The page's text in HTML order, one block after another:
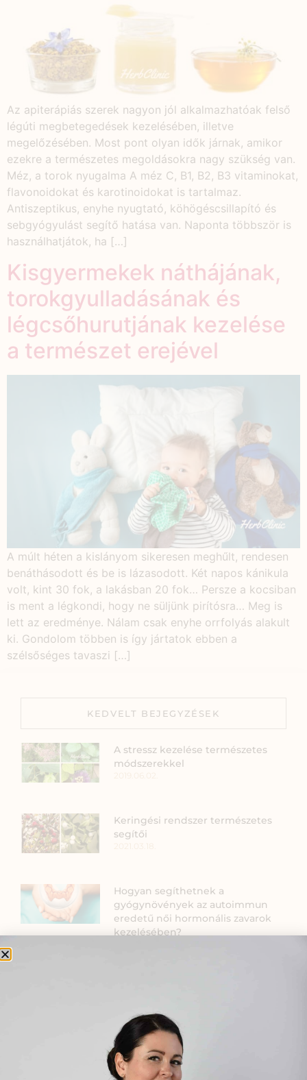
Az apiterápiás szerek nagyon jól alkalmazhatóak felső
légúti megbetegedések kezelésében, illetve
megelőzésében. Most pont olyan idők járnak, amikor
ezekre a természetes megoldásokra nagy szükség van.
Méz, a torok nyugalma A méz C, B1, B2, B3 vitaminokat,
flavonoidokat és karotinoidokat is tartalmaz.
Antiszeptikus, enyhe nyugtató, köhögéscsillapító és
sebgyógyulást segítő hatása van. Naponta többször is
használhatjátok, ha […]
Kisgyermekek náthájának,
torokgyulladásának és
légcsőhurutjának kezelése
a természet erejével
A múlt héten a kislányom sikeresen meghűlt, rendesen
benáthásodott és be is lázasodott. Két napos kánikula
volt, kint 30 fok, a lakásban 20 fok… Persze a kocsiban
is ment a légkondi, hogy ne süljünk pirítósra… Meg is
lett az eredménye. Nálam csak enyhe orrfolyás alakult
ki. Gondolom többen is így jártatok ebben a
szélsőséges tavaszi […]
KEDVELT BEJEGYZÉSEK
A stressz kezelése természetes
módszerekkel
Keringési rendszer természetes
segítői
Hogyan segíthetnek a
gyógynövények az autoimmun
eredetű női hormonális zavarok
kezelésében?
2019.05.05.
Energetizáló gyógynövények és a
méhpempő